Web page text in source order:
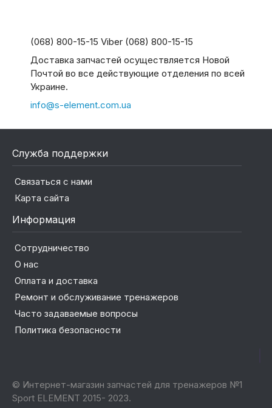
(068) 800-15-15 Viber (068) 800-15-15
Доставка запчастей осуществляется Новой
Почтой во все действующие отделения по всей
Украине.
info@s-element.com.ua
Служба поддержки
Связаться с нами
Карта сайта
Информация
Сотрудничество
О нас
Оплата и доставка
Ремонт и обслуживание тренажеров
Часто задаваемые вопросы
Политика безопасности
© Интернет-магазин запчастей для тренажеров №1
Sport ELEMENT 2015- 2023.